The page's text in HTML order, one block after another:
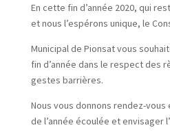
En cette fin d’année 2020, qui
et nous l’espérons unique, le
Municipal de Pionsat vous
fin d’année dans le respect des
gestes barrières.
Nous vous donnons rendez-vous
de l’année écoulée et envisager